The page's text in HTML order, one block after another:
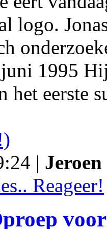
logo.
1995
het eerste
|
Reageer!